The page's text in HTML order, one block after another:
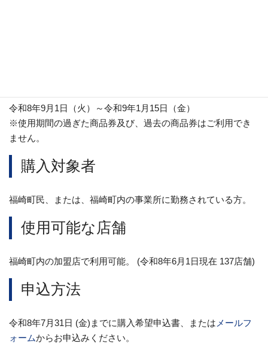
令和8年9月1日（火）～令和9年1月15日（金）
※使用期間の過ぎた商品券及び、過去の商品券はご利用でき
ません。
購入対象者
福崎町民、または、福崎町内の事業所に勤務されている方。
使用可能な店舗
福崎町内の加盟店で利用可能。 (令和8年6月1日現在 137店舗)
申込方法
令和8年7月31日 (金)までに購入希望申込書、または メールフ
ォームからお申込みください。